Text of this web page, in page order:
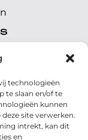
technologieën
te slaan en/of te
kunnen
site verwerken.
intrekt, kan dit
en
17.00 uur